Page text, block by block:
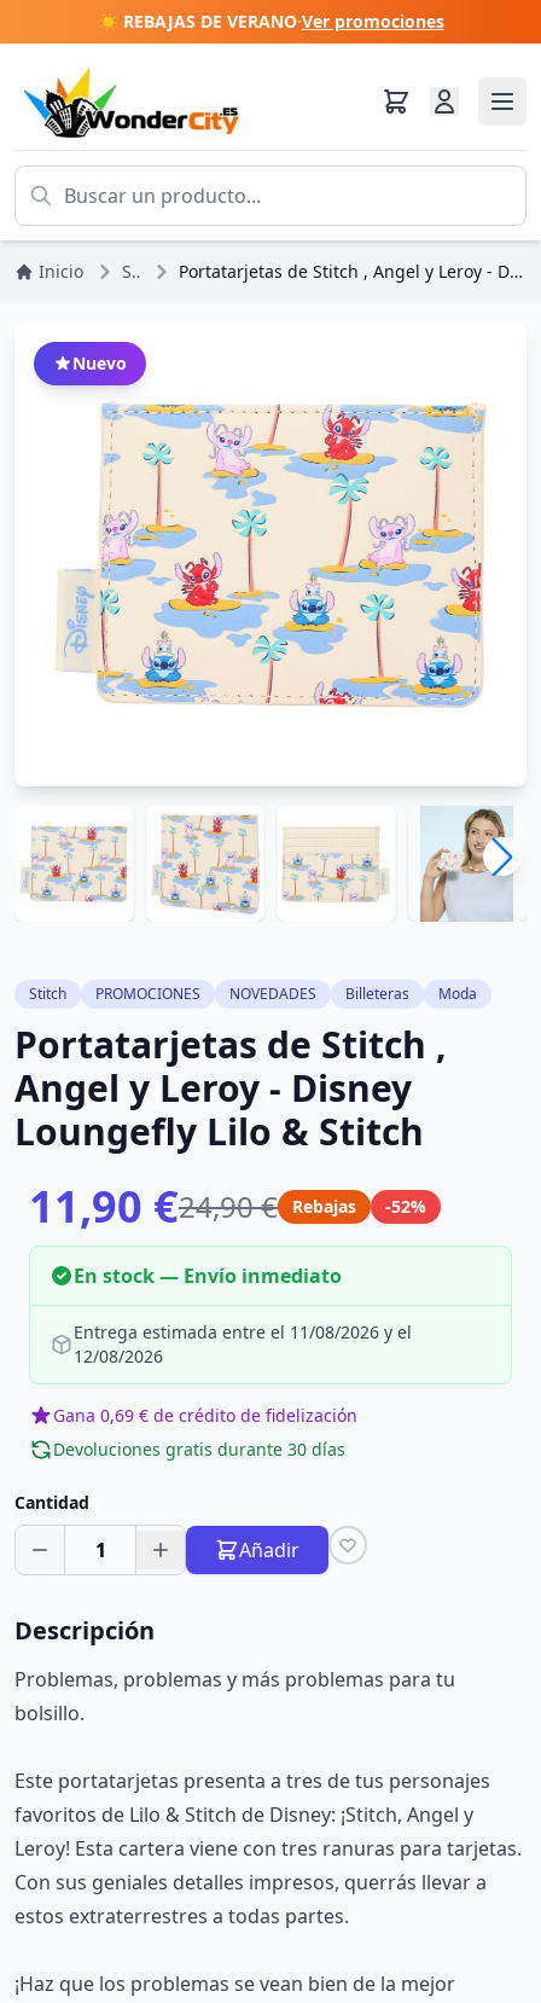
☀️ REBAJAS DE VERANO·Ver promociones
Inicio Stitch Portatarjetas de Stitch , Angel y Leroy - Disney Loungefly Lilo & Stitch
Nuevo
Stitch PROMOCIONES NOVEDADES Billeteras Moda
Portatarjetas de Stitch ,
Angel y Leroy - Disney
Loungefly Lilo & Stitch
11,90 €24,90 € Rebajas -52%
En stock — Envío inmediato
Entrega estimada entre el 11/08/2026 y el
12/08/2026
Gana 0,69 € de crédito de fidelización
Devoluciones gratis durante 30 días
Cantidad
1 Añadir
Descripción
Problemas, problemas y más problemas para tu
bolsillo.
Este portatarjetas presenta a tres de tus personajes
favoritos de Lilo & Stitch de Disney: ¡Stitch, Angel y
Leroy! Esta cartera viene con tres ranuras para tarjetas.
Con sus geniales detalles impresos, querrás llevar a
estos extraterrestres a todas partes.
¡Haz que los problemas se vean bien de la mejor